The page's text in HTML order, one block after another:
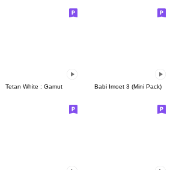
Tetan White : Gamut Babi Imoet 3 (Mini Pack)